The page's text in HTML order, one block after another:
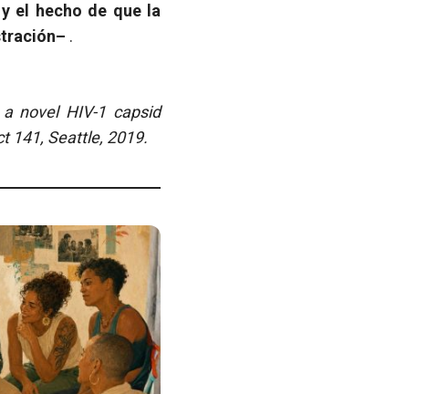
el hecho de que la
.
novel HIV-1 capsid
141, Seattle, 2019.